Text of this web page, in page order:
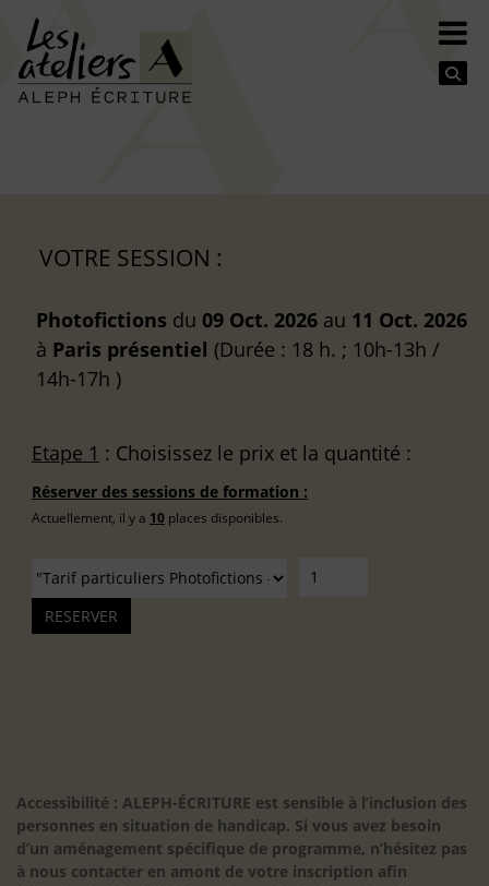
VOTRE SESSION :
Photofictions du 09 Oct. 2026 au 11 Oct. 2026
à Paris présentiel (Durée : 18 h. ; 10h-13h /
14h-17h )
Etape 1 : Choisissez le prix et la quantité :
Réserver des sessions de formation :
Actuellement, il y a 10 places disponibles.
Accessibilité : ALEPH-ÉCRITURE est sensible à l’inclusion des
personnes en situation de handicap. Si vous avez besoin
d’un aménagement spécifique de programme, n’hésitez pas
à nous contacter en amont de votre inscription afin